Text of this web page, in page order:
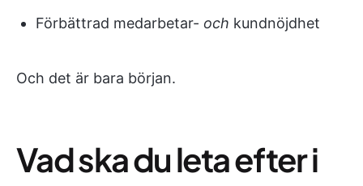
Förbättrad medarbetar- och kundnöjdhet
Och det är bara början.
Vad ska du leta efter i